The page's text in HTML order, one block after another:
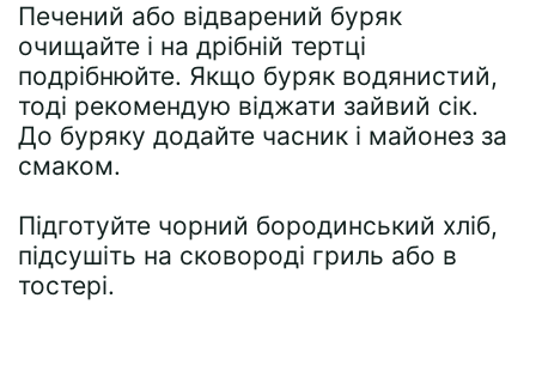
Печений або відварений буряк
очищайте і на дрібній тертці
подрібнюйте. Якщо буряк водянистий,
тоді рекомендую віджати зайвий сік.
До буряку додайте часник і майонез за
смаком.
Підготуйте чорний бородинський хліб,
підсушіть на сковороді гриль або в
тостері.